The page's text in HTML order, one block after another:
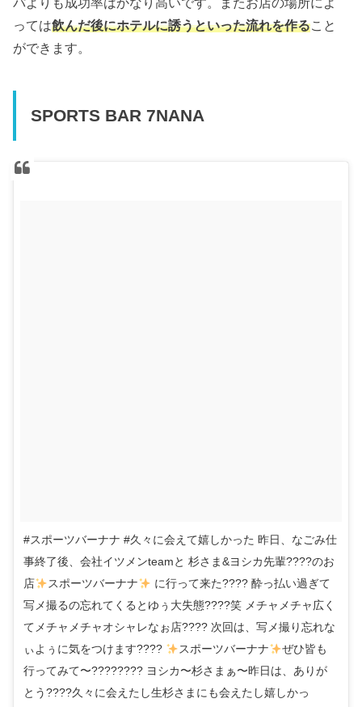
っては飲んだ後にホテルに誘うといった流れを作ること
ができます。
SPORTS BAR 7NANA
#スポーツバーナナ #久々に会えて嬉しかった 昨日、なごみ仕
事終了後、会社イツメンteamと 杉さま&ヨシカ先輩????のお
店
スポーツバーナナ
に行って来た???? 酔っ払い過ぎて
写メ撮るの忘れてくるとゆぅ大失態????笑 メチャメチャ広く
てメチャメチャオシャレなぉ店???? 次回は、写メ撮り忘れな
ぃよぅに気をつけます????
スポーツバーナナ
ぜひ皆も
行ってみて〜???????? ヨシカ〜杉さまぁ〜昨日は、ありが
とう????久々に会えたし生杉さまにも会えたし嬉しかっ